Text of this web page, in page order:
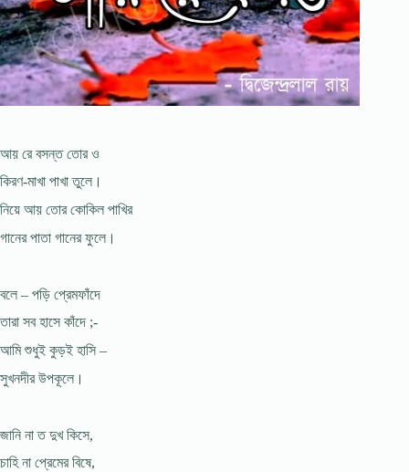
আয় রে বসন্ত তোর ও
কিরণ-মাখা পাখা তুলে।
নিয়ে আয় তোর কোকিল পাখির
গানের পাতা গানের ফুলে।
বলে – পড়ি প্রেমফাঁদে
তারা সব হাসে কাঁদে ;-
আমি শুধুই কুড়ই হাসি –
সুখনদীর উপকূলে।
জানি না ত দুখ কিসে,
চাহি না প্রেমের বিষে,